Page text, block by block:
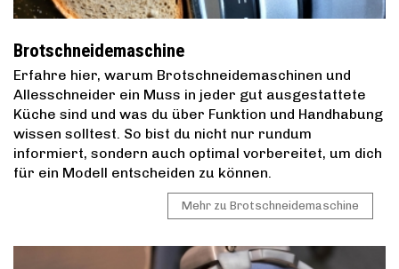
Brotschneidemaschine
Erfahre hier, warum Brotschneidemaschinen und
Allesschneider ein Muss in jeder gut ausgestattete
Küche sind und was du über Funktion und Handhabung
wissen solltest. So bist du nicht nur rundum
informiert, sondern auch optimal vorbereitet, um dich
für ein Modell entscheiden zu können.
Mehr zu Brotschneidemaschine